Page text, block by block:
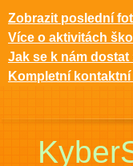
Zobrazit poslední
Více o aktivitách
Jak se k nám dostat
Kompletní